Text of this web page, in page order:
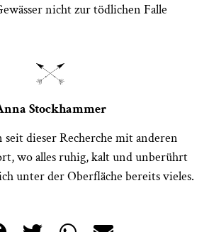
nicht zur tödlichen Falle
Stockhammer
seit dieser Recherche mit anderen
wo alles ruhig, kalt und unberührt
unter der Oberfläche bereits vieles.